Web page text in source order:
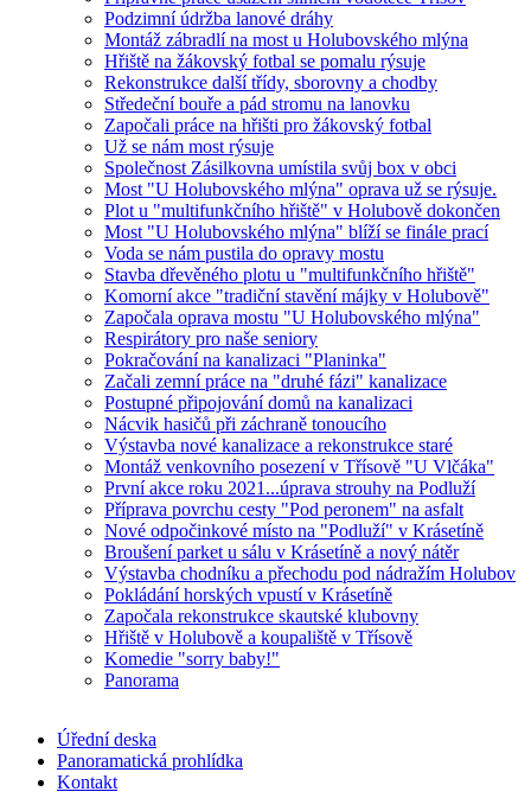
Podzimní údržba lanové dráhy
Montáž zábradlí na most u Holubovského mlýna
Hřiště na žákovský fotbal se pomalu rýsuje
Rekonstrukce další třídy, sborovny a chodby
Středeční bouře a pád stromu na lanovku
Započali práce na hřišti pro žákovský fotbal
Už se nám most rýsuje
Společnost Zásilkovna umístila svůj box v obci
Most "U Holubovského mlýna" oprava už se rýsuje.
Plot u "multifunkčního hřiště" v Holubově dokončen
Most "U Holubovského mlýna" blíží se finále prací
Voda se nám pustila do opravy mostu
Stavba dřevěného plotu u "multifunkčního hřiště"
Komorní akce "tradiční stavění májky v Holubově"
Započala oprava mostu "U Holubovského mlýna"
Respirátory pro naše seniory
Pokračování na kanalizaci "Planinka"
Začali zemní práce na "druhé fázi" kanalizace
Postupné připojování domů na kanalizaci
Nácvik hasičů při záchraně tonoucího
Výstavba nové kanalizace a rekonstrukce staré
Montáž venkovního posezení v Třísově "U Vlčáka"
První akce roku 2021...úprava strouhy na Podluží
Příprava povrchu cesty "Pod peronem" na asfalt
Nové odpočinkové místo na "Podluží" v Krásetíně
Broušení parket u sálu v Krásetíně a nový nátěr
Výstavba chodníku a přechodu pod nádražím Holubov
Pokládání horských vpustí v Krásetíně
Započala rekonstrukce skautské klubovny
Hřiště v Holubově a koupaliště v Třísově
Komedie "sorry baby!"
Panorama
Úřední deska
Panoramatická prohlídka
Kontakt